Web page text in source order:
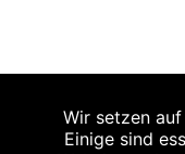
Wir setzen
Einige sind